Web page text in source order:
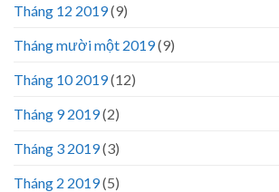
Tháng 12 2019(9)
Tháng mười một 2019(9)
Tháng 10 2019(12)
Tháng 9 2019(2)
Tháng 3 2019(3)
Tháng 2 2019(5)